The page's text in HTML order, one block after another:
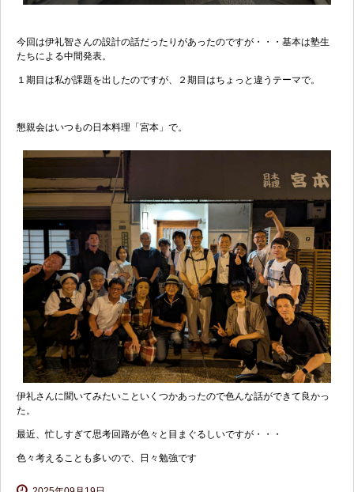
今回は伊礼智さんの設計の話だったりがあったのですが・・・基本は塾生
たちによる中間発表。
１期目は私が課題を出したのですが、２期目はちょっと違うテーマで。
懇親会はいつもの日本料理「宮本」で。
伊礼さんに聞いてみたいこといくつかあったので色んな話ができて良かっ
た。
最近、忙しすぎて思考回路が色々と目まぐるしいですが・・・
色々考えることも多いので、日々勉強です